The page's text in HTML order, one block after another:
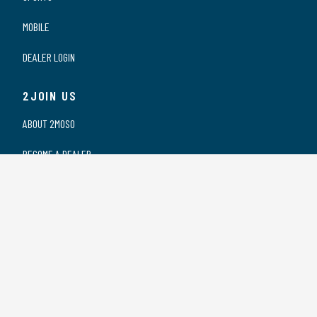
MOBILE
DEALER LOGIN
2JOIN US
ABOUT 2MOSO
BECOME A DEALER